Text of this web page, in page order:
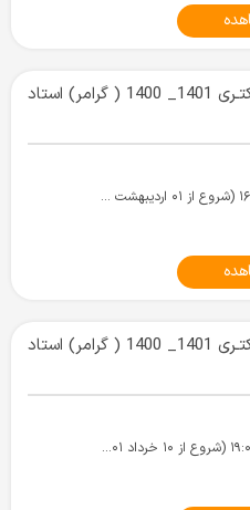
همایش دو روزه زبان انگلیسی دکتـری 1401_ 1400 ( گرامر) استاد
یکشنبه‌ها ۱۰:۰۰ الی ۱۶:۰۰ (شروع از ۰۱ اردیبهشت ۱۴۰۱)
همایش دو روزه زبان انگلیسی دکتـری 1401_ 1400 ( گرامر) استاد
سه شنبه‌ها ۱۰:۰۰ الی ۱۹:۰۰ (شروع از ۱۰ خرداد ۱۴۰۱)